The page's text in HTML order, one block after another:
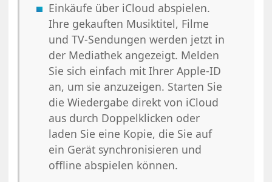
Einkäufe über iCloud abspielen.
Ihre gekauften Musiktitel, Filme
und TV-Sendungen werden jetzt in
der Mediathek angezeigt. Melden
Sie sich einfach mit Ihrer Apple-ID
an, um sie anzuzeigen. Starten Sie
die Wiedergabe direkt von iCloud
aus durch Doppelklicken oder
laden Sie eine Kopie, die Sie auf
ein Gerät synchronisieren und
offline abspielen können.